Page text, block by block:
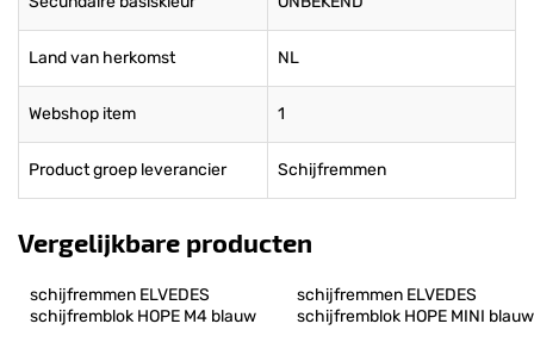
Land van herkomst NL
Webshop item 1
Product groep leverancier Schijfremmen
Vergelijkbare producten
schijfremmen ELVEDES
schijfremblok HOPE M4 blauw
schijfremmen ELVEDES
schijfremblok HOPE MINI blauw